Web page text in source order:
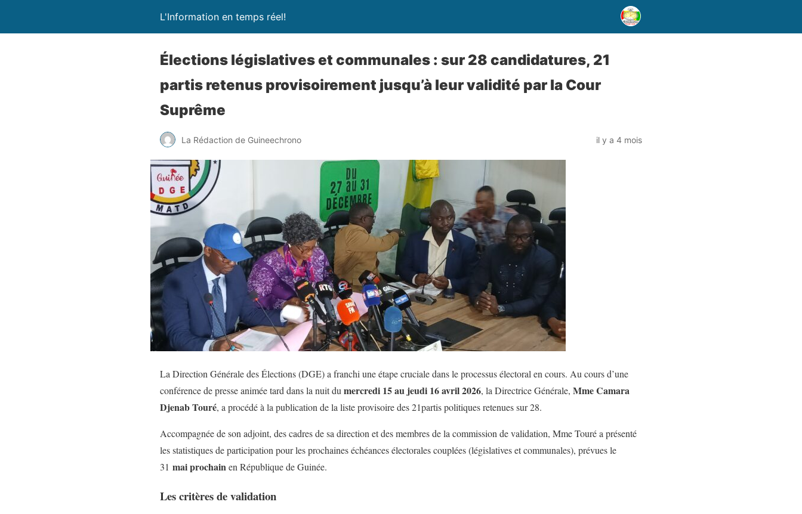
L'Information en temps réel!
Élections législatives et communales : sur 28 candidatures, 21
partis retenus provisoirement jusqu’à leur validité par la Cour
Suprême
La Rédaction de Guineechrono il y a 4 mois
La Direction Générale des Élections (DGE) a franchi une étape cruciale dans le processus électoral en cours. Au cours d’une
conférence de presse animée tard dans la nuit du mercredi 15 au jeudi 16 avril 2026, la Directrice Générale, Mme Camara
Djenab Touré, a procédé à la publication de la liste provisoire des 21partis politiques retenues sur 28.
​Accompagnée de son adjoint, des cadres de sa direction et des membres de la commission de validation, Mme Touré a présenté
les statistiques de participation pour les prochaines échéances électorales couplées (législatives et communales), prévues le
31 mai prochainen République de Guinée.
Les critères de validation